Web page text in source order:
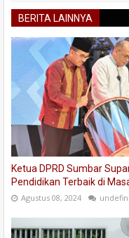
BERITA LAINNYA
Ketua DPRD Sumbar
Pendidikan Terbaik di
Agustus 08, 2024